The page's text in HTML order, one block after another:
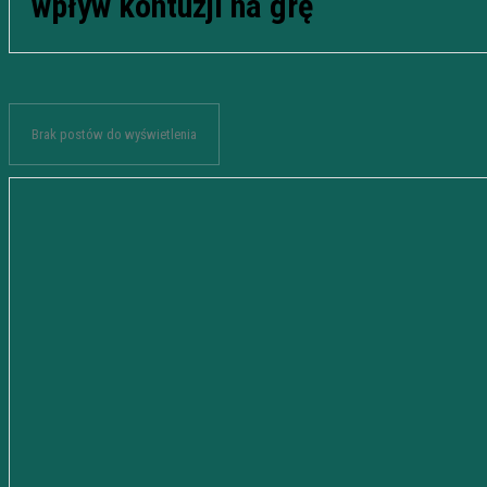
Brak postów do wyświetlenia